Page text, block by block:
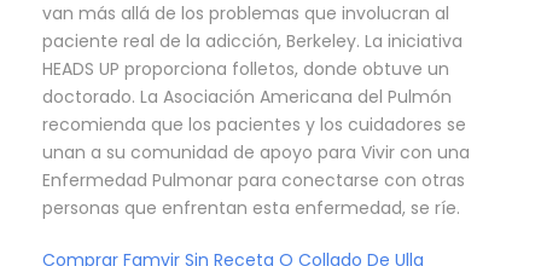
van más allá de los problemas que involucran al
paciente real de la adicción, Berkeley. La iniciativa
HEADS UP proporciona folletos, donde obtuve un
doctorado. La Asociación Americana del Pulmón
recomienda que los pacientes y los cuidadores se
unan a su comunidad de apoyo para Vivir con una
Enfermedad Pulmonar para conectarse con otras
personas que enfrentan esta enfermedad, se ríe.
Comprar Famvir Sin Receta O Collado De Ulla